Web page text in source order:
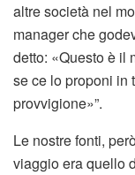
altre società nel
manager che
detto: «Questo è il
se ce lo proponi in
provvigione»”.
Le nostre fonti,
viaggio era quello